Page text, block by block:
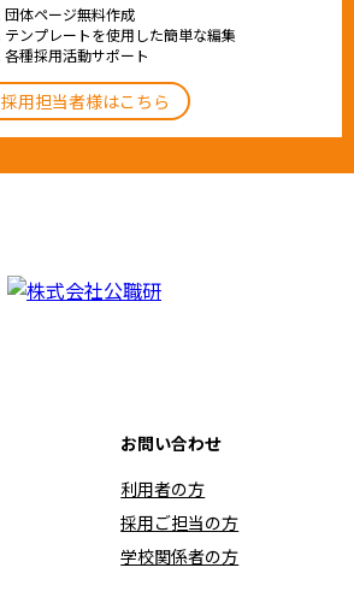
団体ページ無料作成
テンプレートを使用した簡単な編集
各種採用活動サポート
採用担当者様はこちら
お問い合わせ
利用者の方
採用ご担当の方
学校関係者の方